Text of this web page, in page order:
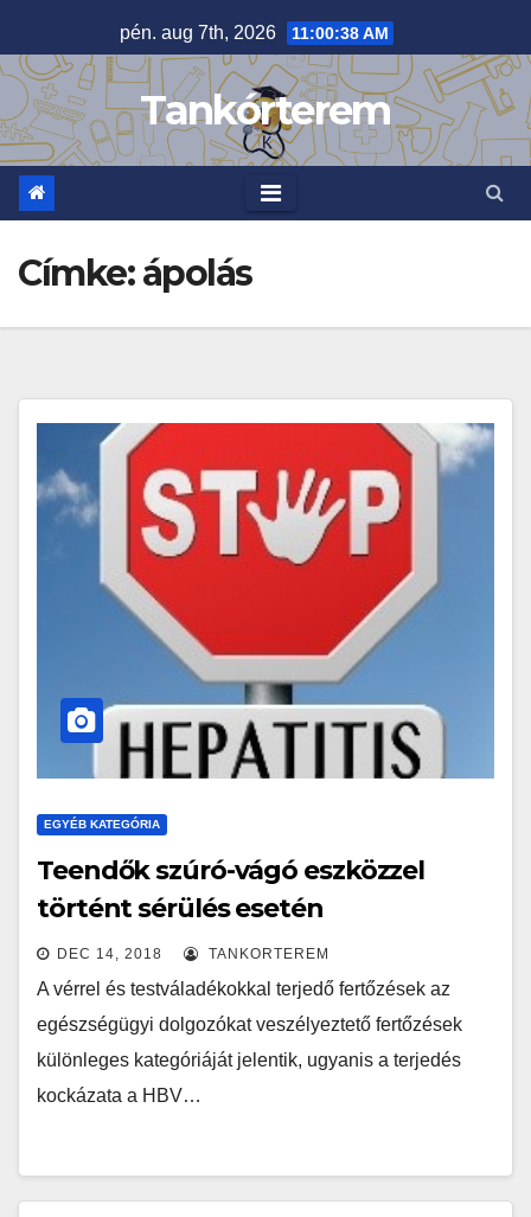
to
content
pén. aug 7th, 2026 11:00:40 AM
Tankórterem
Címke:ápolás
EGYÉB KATEGÓRIA
Teendők szúró-vágó eszközzel
történt sérülés esetén
DEC 14, 2018 TANKORTEREM
A vérrel és testváladékokkal terjedő fertőzések az
egészségügyi dolgozókat veszélyeztető fertőzések
különleges kategóriáját jelentik, ugyanis a terjedés
kockázata a HBV…